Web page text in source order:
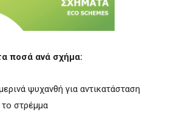
ποσά ανά σχήμα:
ψυχανθή για αντικατάσταση
το στρέμμα